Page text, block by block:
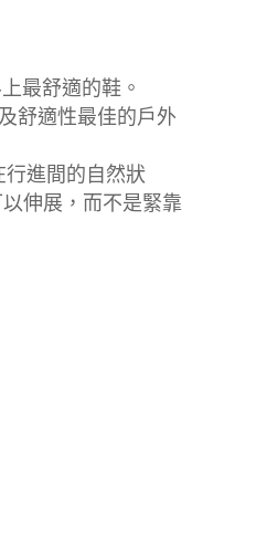
最舒適的鞋。
舒適性最佳的戶外
進間的自然狀
伸展，而不是緊靠